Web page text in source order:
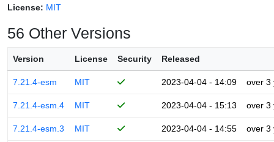
License: MIT
56 Other Versions
Version License Security Released
7.21.4-esm MIT 2023-04-04 - 14:09 over 3
7.21.4-esm.4 MIT 2023-04-04 - 15:13 over 3
7.21.4-esm.3 MIT 2023-04-04 - 14:55 over 3